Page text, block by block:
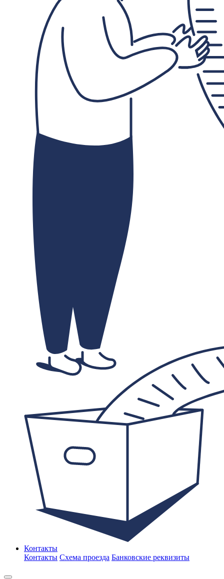
Контакты
Контакты Схема проезда Банковские реквизиты